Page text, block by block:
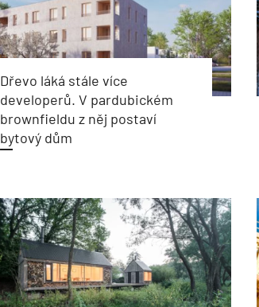
Dřevo láká stále více
developerů. V pardubickém
brownfieldu z něj postaví
bytový dům